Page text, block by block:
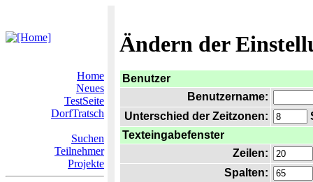
Ändern der
Home
Neues
TestSeite
DorfTratsch
Suchen
Teilnehmer
Projekte
Benutzer
Benutzername:
Unterschied der Zeitzonen:
Texteingabefenster
Zeilen:
Spalten: